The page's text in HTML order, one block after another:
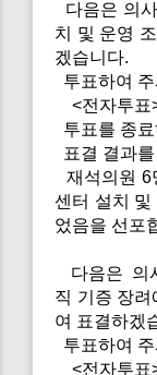
다음은 의
치 및 운영
겠습니다.
투표하여
<전자투표
투표를 종
표결 결과
재석의원 6
센터 설치 및
었음을 선포
다음은 의
직 기증 장
여 표결하겠
투표하여
<전자투표